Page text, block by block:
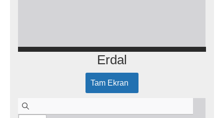
Erdal
Tam Ekran